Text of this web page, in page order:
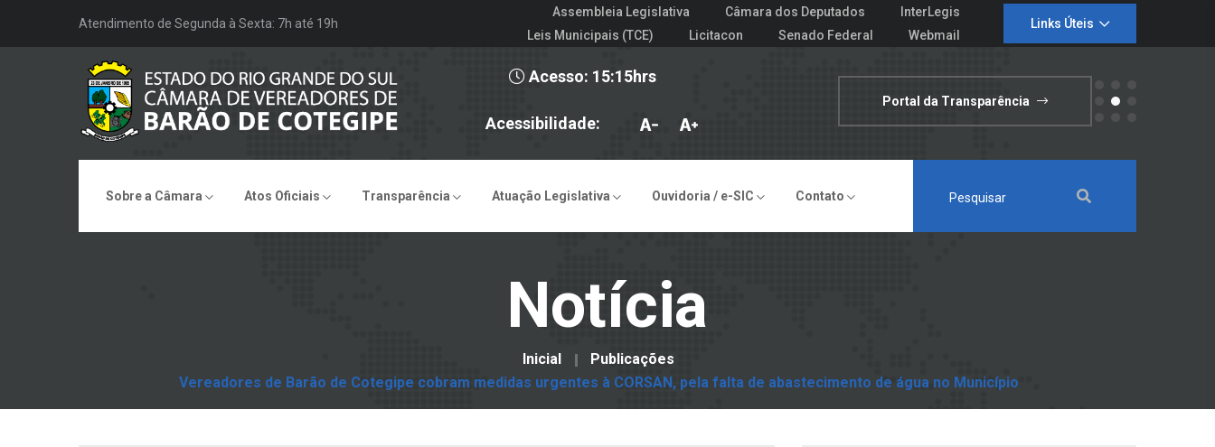
Atendimento de Segunda à Sexta: 7h até 19h
Assembleia Legislativa Câmara dos Deputados
InterLegis
Leis Municipais (TCE)
Licitacon Senado Federal Webmail
Links Úteis
Acesso: 15:15hrs
Acessibilidade:
Portal da Transparência
Sobre a Câmara Atos Oficiais Transparência Atuação Legislativa Ouvidoria / e-SIC Contato
Notícia
Inicial
Publicações
Vereadores de Barão de Cotegipe cobram medidas urgentes à CORSAN, pela falta de abastecimento de água no Município